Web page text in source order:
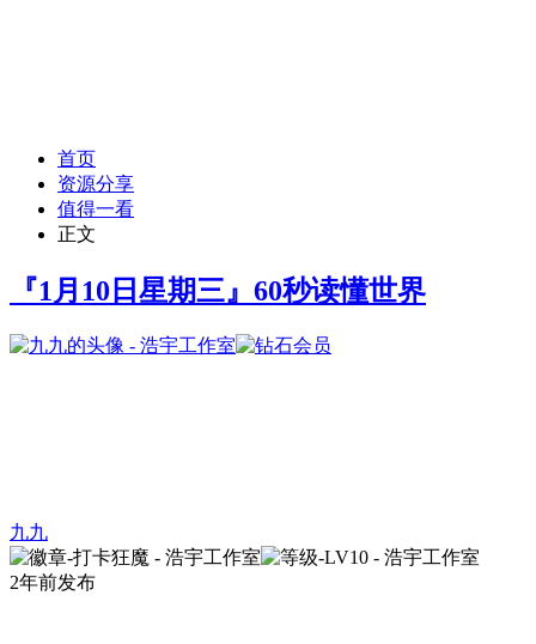
首页
资源分享
值得一看
正文
『1月10日星期三』60秒读懂世界
九九
2年前发布